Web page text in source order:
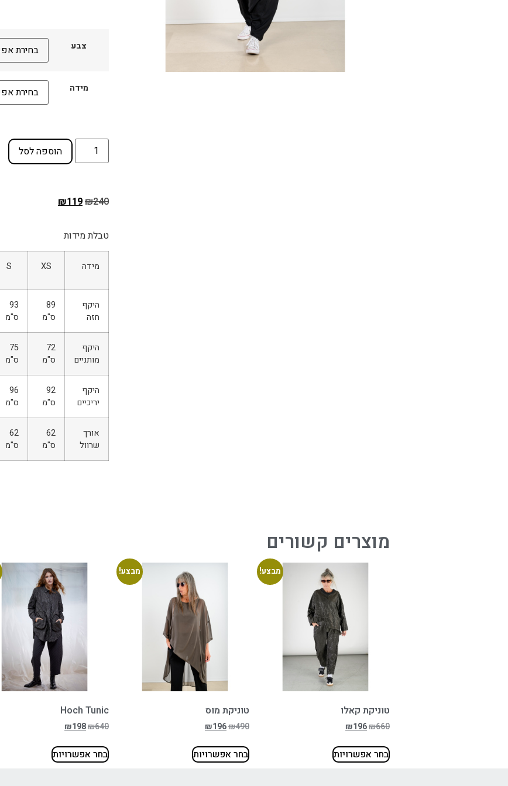
צבע
מידה
הוספה לסל
₪240
₪119
טבלת מידות
מידה XS
S
היקף
חזה
89
ס"מ
93
ס"מ
היקף
מותניים
72
ס"מ
75
ס"מ
היקף
יריכיים
92
ס"מ
96
ס"מ
אורך
שרוול
62
ס"מ
62
ס"מ
מוצרים קשורים
מבצע!
טוניקת קאלו
₪660
₪196
בחר אפשרויות
מבצע!
טוניקת מוס
₪490
₪196
בחר אפשרויות
Hoch Tunic
₪640
₪198
בחר אפשרויות